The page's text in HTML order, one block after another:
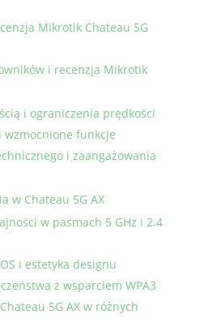
Mikrotik Chateau 5G
i recenzja Mikrotik
i ograniczenia prędkości
wzmocnione funkcje
i zaangażowania
w Chateau 5G AX
w pasmach 5 GHz i 2.4
i estetyka designu
z wsparciem WPA3
5G AX w różnych